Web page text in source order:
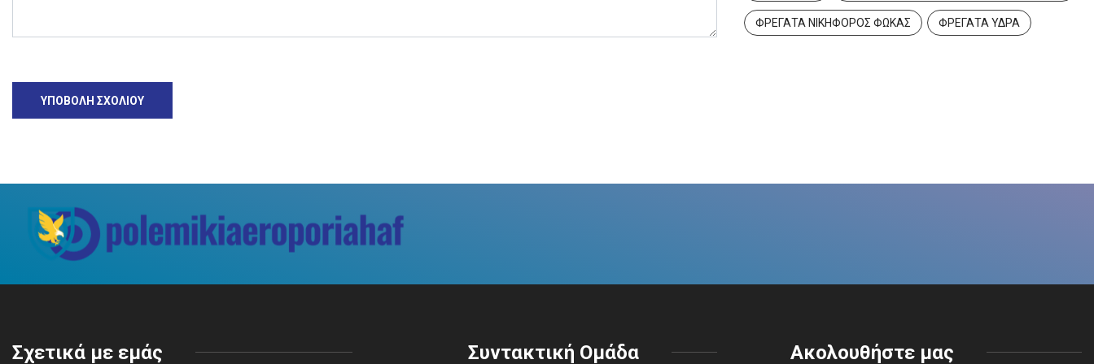
ΦΡΕΓΑΤΑ ΝΙΚΗΦΟΡΟΣ ΦΩΚΑΣ ΦΡΕΓΑΤΑ ΥΔΡΑ
Σχετικά με εμάς Συντακτική Ομάδα Ακολουθήστε μας